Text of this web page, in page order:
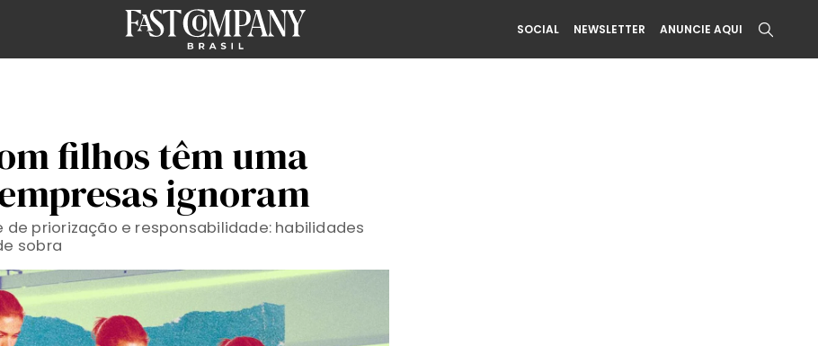
SOCIAL NEWSLETTER ANUNCIE AQUI
filhos têm uma
ignoram
priorização e responsabilidade: habilidades
sobra